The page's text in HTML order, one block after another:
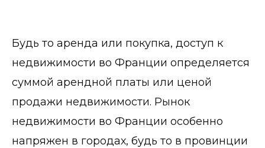
Будь то аренда или покупка, доступ к
недвижимости во Франции определяется
суммой арендной платы или ценой
продажи недвижимости. Рынок
недвижимости во Франции особенно
напряжен в городах, будь то в провинции